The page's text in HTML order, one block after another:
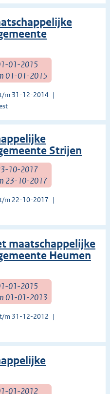
01-2015
01-01-2015
m 31-12-2014
Strijen
10-2017
23-10-2017
m 22-10-2017
maatschappelijke
Heumen
01-2015
01-01-2013
m 31-12-2012
01-2012